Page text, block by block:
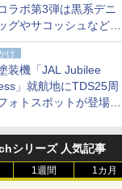
ラボ第3弾は黒系デニ
グやサコッシュなど6
月21日オンラインスト
売
け
装機「JAL Jubilee
」就航地にTDS25周
ォトスポットが登場。
シリーズ 人気記事
1週間 1カ月